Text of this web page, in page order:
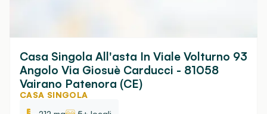
Casa Singola All'asta In Viale Volturno 93
Angolo Via Giosuè Carducci - 81058
Vairano Patenora (CE)
CASA SINGOLA